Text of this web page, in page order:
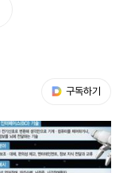
구독하기